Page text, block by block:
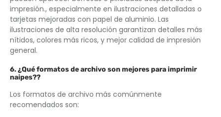
impresión., especialmente en ilustraciones detalladas o
tarjetas mejoradas con papel de aluminio. Las
ilustraciones de alta resolución garantizan detalles más
nítidos, colores más ricos, y mejor calidad de impresión
general.
6. ¿Qué formatos de archivo son mejores para imprimir
naipes??
Los formatos de archivo más comúnmente
recomendados son: